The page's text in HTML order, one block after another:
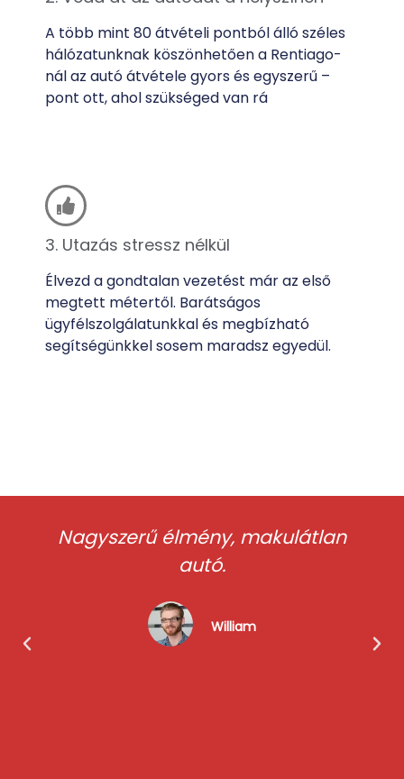
A több mint 80 átvételi pontból álló széles
hálózatunknak köszönhetően a Rentiago-
nál az autó átvétele gyors és egyszerű –
pont ott, ahol szükséged van rá
3. Utazás stressz nélkül
Élvezd a gondtalan vezetést már az első
megtett métertől. Barátságos
ügyfélszolgálatunkkal és megbízható
segítségünkkel sosem maradsz egyedül.
Nagyszerű élmény, makulátlan
autó.
William